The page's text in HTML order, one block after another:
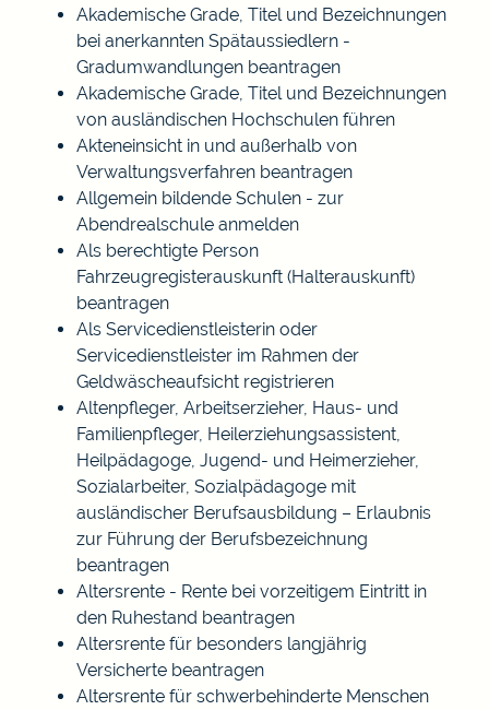
Akademische Grade, Titel und Bezeichnungen
bei anerkannten Spätaussiedlern -
Gradumwandlungen beantragen
Akademische Grade, Titel und Bezeichnungen
von ausländischen Hochschulen führen
Akteneinsicht in und außerhalb von
Verwaltungsverfahren beantragen
Allgemein bildende Schulen - zur
Abendrealschule anmelden
Als berechtigte Person
Fahrzeugregisterauskunft (Halterauskunft)
beantragen
Als Servicedienstleisterin oder
Servicedienstleister im Rahmen der
Geldwäscheaufsicht registrieren
Altenpfleger, Arbeitserzieher, Haus- und
Familienpfleger, Heilerziehungsassistent,
Heilpädagoge, Jugend- und Heimerzieher,
Sozialarbeiter, Sozialpädagoge mit
ausländischer Berufsausbildung – Erlaubnis
zur Führung der Berufsbezeichnung
beantragen
Altersrente - Rente bei vorzeitigem Eintritt in
den Ruhestand beantragen
Altersrente für besonders langjährig
Versicherte beantragen
Altersrente für schwerbehinderte Menschen